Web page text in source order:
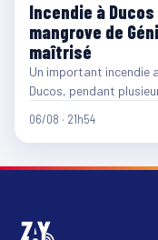
Incendie à
mangrove de
maîtrisé
Un important incendie
Ducos, pendant
06/08 · 21h54